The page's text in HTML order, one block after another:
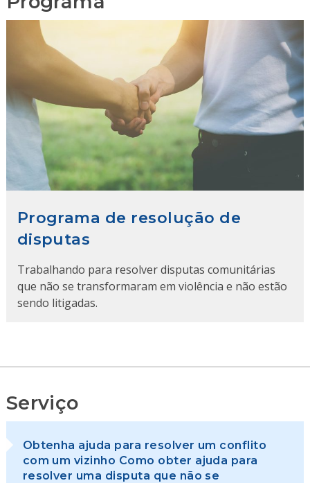
Programa de resolução de
disputas
Trabalhando para resolver disputas comunitárias
que não se transformaram em violência e não estão
sendo litigadas.
Serviço
Obtenha ajuda para resolver um conflito
com um vizinho Como obter ajuda para
resolver uma disputa que não se